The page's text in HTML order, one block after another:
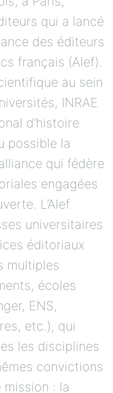
qui a lancé
des éditeurs
français (Alef).
au sein
INRAE
d’histoire
possible la
qui fédère
engagées
L’Alef
universitaires
éditoriaux
multiples
écoles
ENS,
etc.), qui
les disciplines
convictions
mission : la